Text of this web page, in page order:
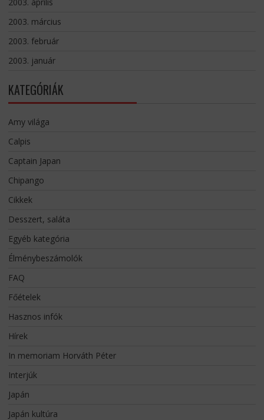
2003. március
2003. február
2003. január
KATEGÓRIÁK
Amy világa
Calpis
Captain Japan
Chipango
Cikkek
Desszert, saláta
Egyéb kategória
Élménybeszámolók
FAQ
Főételek
Hasznos infók
Hírek
In memoriam Horváth Péter
Interjúk
Japán
Japán kultúra